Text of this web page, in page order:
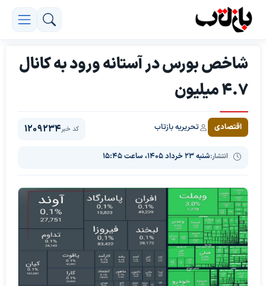
شاخص بورس در آستانه ورود به کانال
۴.۷ میلیون
اقتصادی تحریریه بازتاب
انتشار:شنبه ۲۳ خرداد ۱۴۰۵، ساعت ۱۵:۴۵
کد خبر1209234